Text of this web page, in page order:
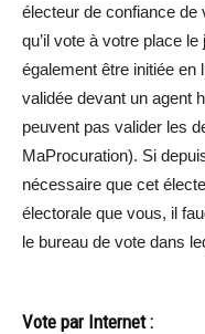
électeur de confiance
qu’il vote à votre place
également être initiée en
validée devant un agent
peuvent pas valider les
MaProcuration). Si
nécessaire que cet
électorale que vous, il
le bureau de vote dans
Vote par Internet :